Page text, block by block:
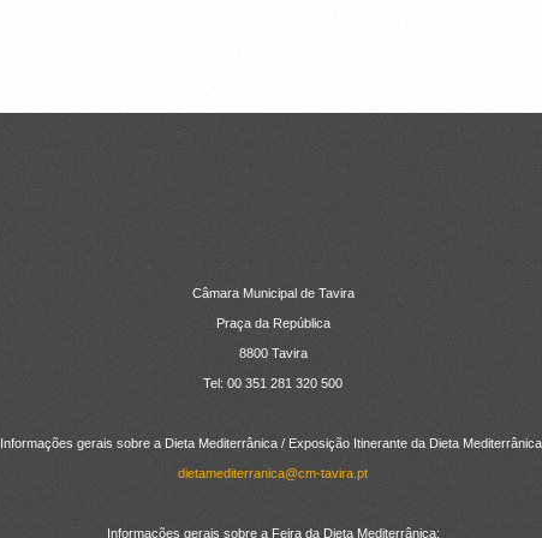
Câmara Municipal de Tavira
Praça da República
8800 Tavira
Tel: 00 351 281 320 500
Informações gerais sobre a Dieta Mediterrânica / Exposição Itinerante da Dieta
dietamediterranica@cm-tavira.pt
Informações gerais sobre a Feira da Dieta Mediterrânica: